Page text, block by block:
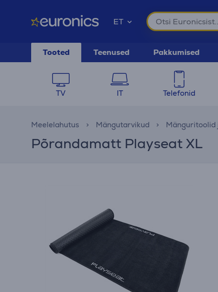
ET
Tooted Teenused Pakkumised
TV IT Telefonid
Meelelahutus Mängutarvikud Mänguritoolid
Põrandamatt Playseat XL